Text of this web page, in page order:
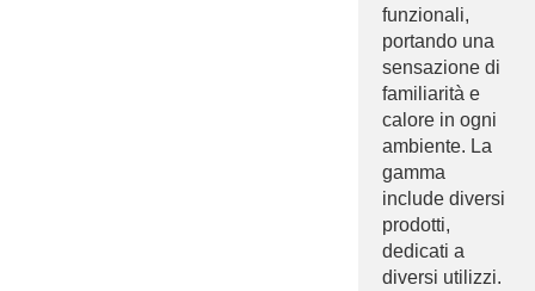
funzionali,
portando una
sensazione di
familiarità e
calore in ogni
ambiente. La
gamma
include diversi
prodotti,
dedicati a
diversi utilizzi.